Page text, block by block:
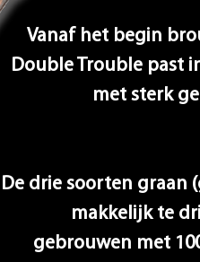
Vanaf het begin
Double Trouble past
met sterk
De drie soorten graan
makkelijk te
gebrouwen met